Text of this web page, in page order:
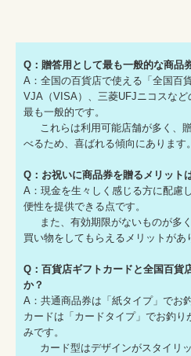
Q：贈答用として最も一般的な商品
A：全国の百貨店で使える「全国百
VJA（VISA）、三菱UFJニコスな
最も一般的です。
これらは利用可能店舗が多く、
べるため、喜ばれる傾向にあります。
Q：お祝いに商品券を贈るメリット
A：現金を生々しく感じる方に配慮
便性を提供できる点です。
また、有効期限がないものが多
買い物をしてもらえるメリットがあ
Q：百貨店ギフトカードと全国百貨
か？
A：共通商品券は「紙タイプ」でお
カードは「カードタイプ」でお釣り
みです。
カード型はデザインがスタイリ